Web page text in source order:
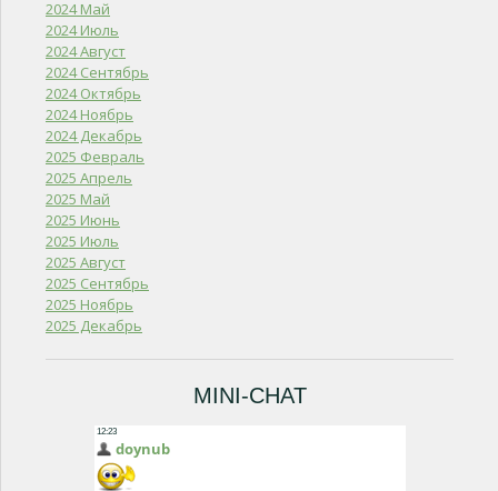
2024 Май
2024 Июль
2024 Август
2024 Сентябрь
2024 Октябрь
2024 Ноябрь
2024 Декабрь
2025 Февраль
2025 Апрель
2025 Май
2025 Июнь
2025 Июль
2025 Август
2025 Сентябрь
2025 Ноябрь
2025 Декабрь
MINI-CHAT